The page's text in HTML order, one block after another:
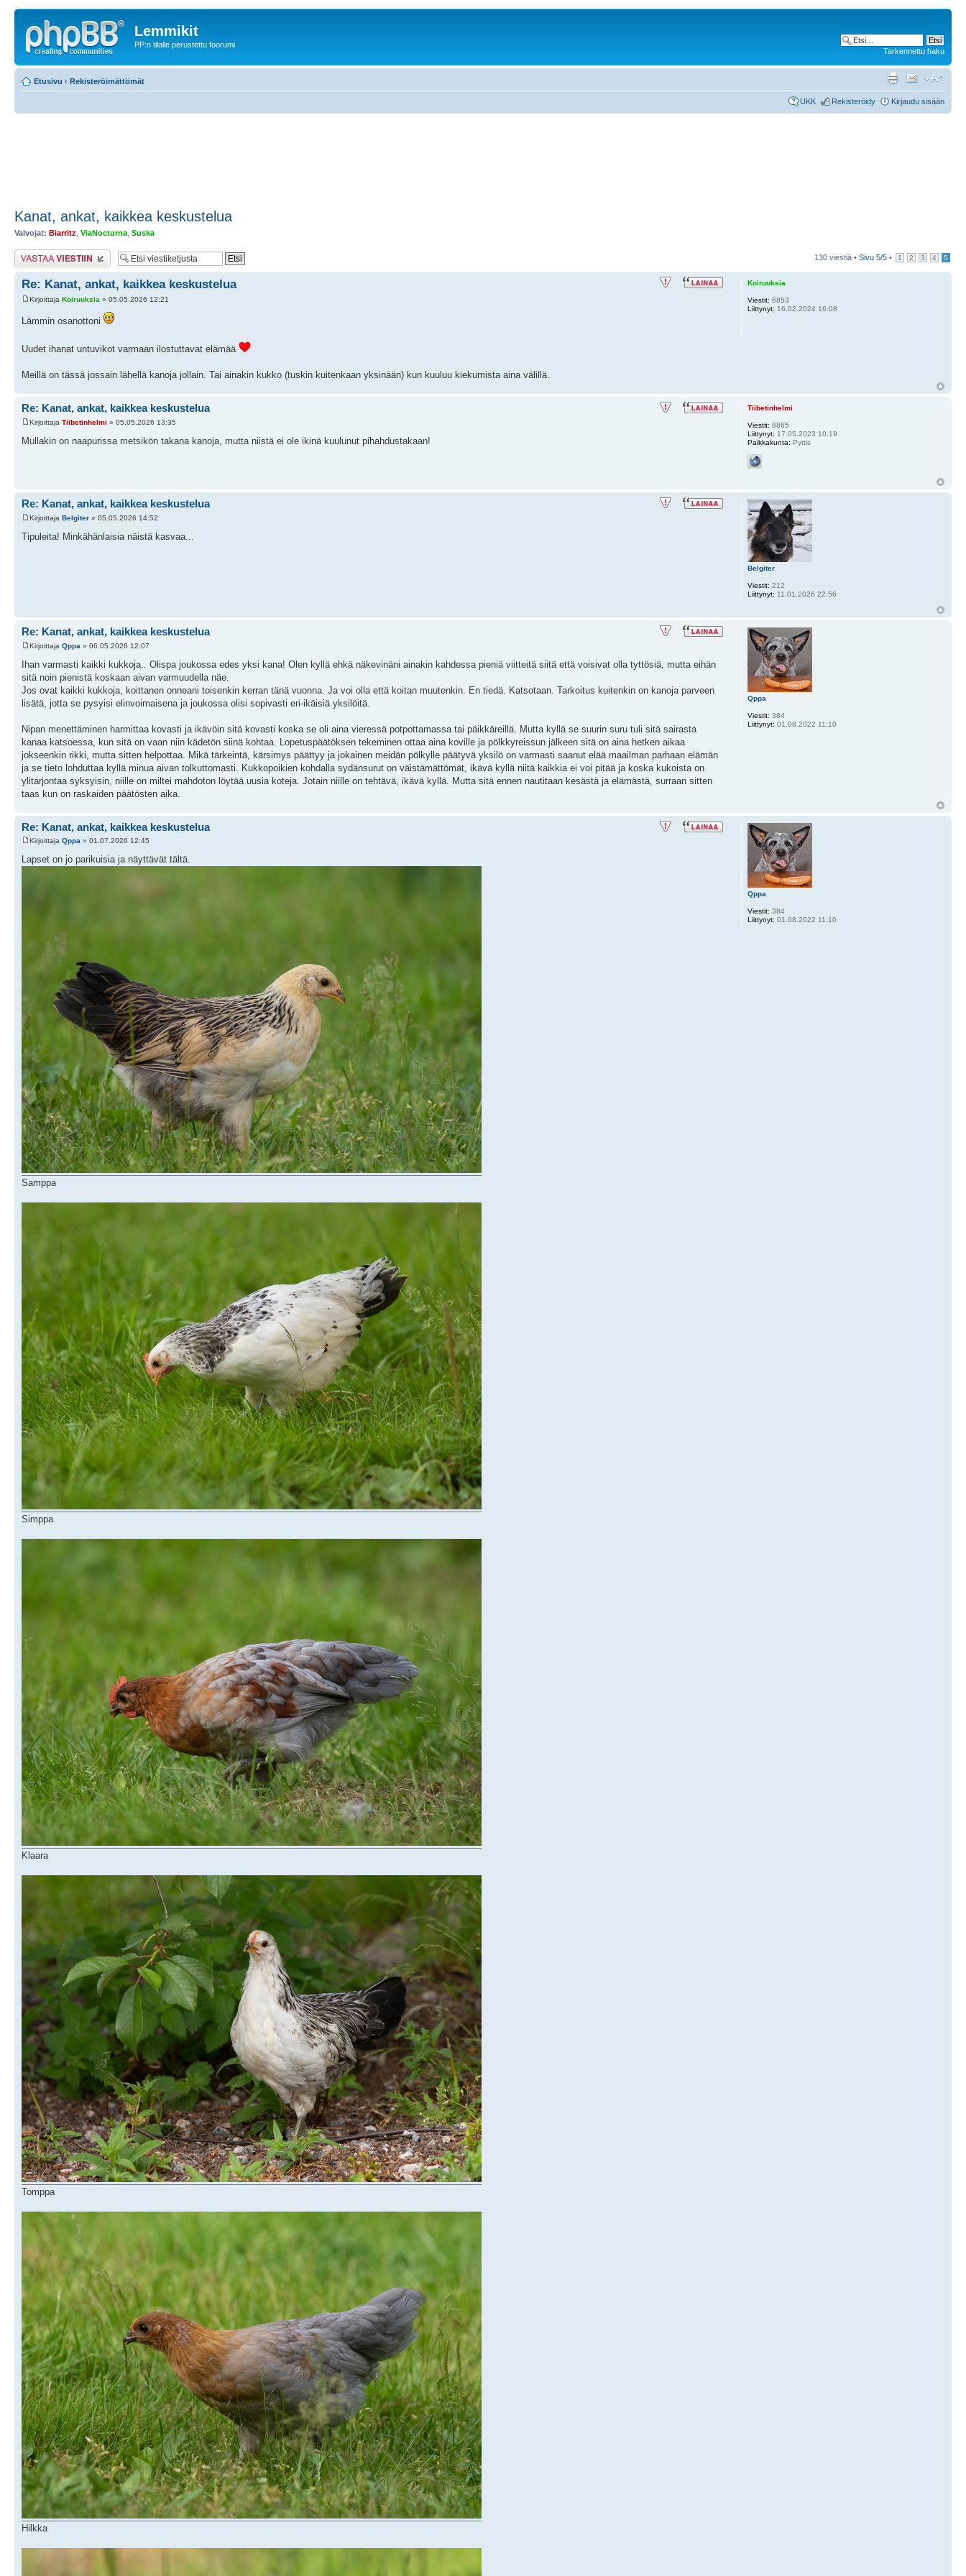
Lemmikit
PP:n tilalle perustettu foorumi
Tarkennettu haku
Etusivu ‹ Rekisteröimättömät
UKK Rekisteröidy Kirjaudu sisään
Kanat, ankat, kaikkea keskustelua
Valvojat: Biarritz ViaNocturna Suska
Lähetä vastaus 130 viestiä • Sivu 5/5 • 1 2 3 4 5
Re: Kanat, ankat, kaikkea keskustelua
Kirjoittaja Koiruuksia » 05.05.2026 12:21
Lämmin osanottoni
Uudet ihanat untuvikot varmaan ilostuttavat elämää
Meillä on tässä jossain lähellä kanoja jollain. Tai ainakin kukko (tuskin kuitenkaan yksinään) kun kuuluu kiekumista aina välillä.
Koiruuksia
Viestit: 6853
Liittynyt: 16.02.2024 16:08
Re: Kanat, ankat, kaikkea keskustelua
Kirjoittaja Tiibetinhelmi » 05.05.2026 13:35
Mullakin on naapurissa metsikön takana kanoja, mutta niistä ei ole ikinä kuulunut pihahdustakaan!
Tiibetinhelmi
Viestit: 8865
Liittynyt: 17.05.2023 10:19
Paikkakunta: Pyttis
Re: Kanat, ankat, kaikkea keskustelua
Kirjoittaja Belgiter » 05.05.2026 14:52
Tipuleita! Minkähänlaisia näistä kasvaa...
Belgiter
Viestit: 212
Liittynyt: 11.01.2026 22:56
Re: Kanat, ankat, kaikkea keskustelua
Kirjoittaja Qppa » 06.05.2026 12:07
Ihan varmasti kaikki kukkoja.. Olispa joukossa edes yksi kana! Olen kyllä ehkä näkevinäni ainakin kahdessa pieniä viitteitä siitä että voisivat olla tyttösiä, mutta eihän
sitä noin pienistä koskaan aivan varmuudella näe.
Jos ovat kaikki kukkoja, koittanen onneani toisenkin kerran tänä vuonna. Ja voi olla että koitan muutenkin. En tiedä. Katsotaan. Tarkoitus kuitenkin on kanoja parveen
lisätä, jotta se pysyisi elinvoimaisena ja joukossa olisi sopivasti eri-ikäisiä yksilöitä.
Nipan menettäminen harmittaa kovasti ja ikävöin sitä kovasti koska se oli aina vieressä potpottamassa tai päikkäreillä. Mutta kyllä se suurin suru tuli sitä sairasta
kanaa katsoessa, kun sitä on vaan niin kädetön siinä kohtaa. Lopetuspäätöksen tekeminen ottaa aina koville ja pölkkyreissun jälkeen sitä on aina hetken aikaa
jokseenkin rikki, mutta sitten helpottaa. Mikä tärkeintä, kärsimys päättyy ja jokainen meidän pölkylle päätyvä yksilö on varmasti saanut elää maailman parhaan elämän
ja se tieto lohduttaa kyllä minua aivan tolkuttomasti. Kukkopoikien kohdalla sydänsurut on väistämättömät, ikävä kyllä niitä kaikkia ei voi pitää ja koska kukoista on
ylitarjontaa syksyisin, niille on miltei mahdoton löytää uusia koteja. Jotain niille on tehtävä, ikävä kyllä. Mutta sitä ennen nautitaan kesästä ja elämästä, surraan sitten
taas kun on raskaiden päätösten aika.
Qppa
Viestit: 384
Liittynyt: 01.08.2022 11:10
Re: Kanat, ankat, kaikkea keskustelua
Kirjoittaja Qppa » 01.07.2026 12:45
Lapset on jo parikuisia ja näyttävät tältä.
Samppa
Simppa
Klaara
Tomppa
Hilkka
Qppa
Viestit: 384
Liittynyt: 01.08.2022 11:10